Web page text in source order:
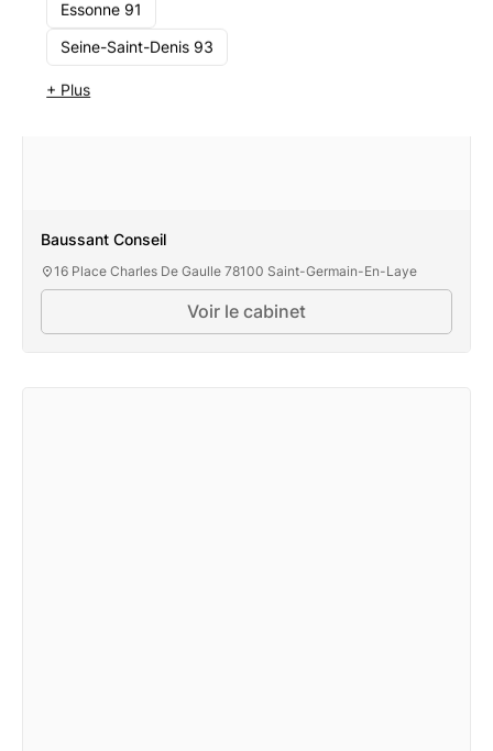
Essonne 91
Seine-Saint-Denis 93
+ Plus
Baussant Conseil
16 Place Charles De Gaulle 78100 Saint-Germain-En-Laye
Voir le cabinet